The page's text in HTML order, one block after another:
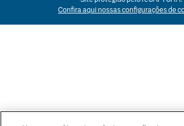
Confira aqui nossas configurações de